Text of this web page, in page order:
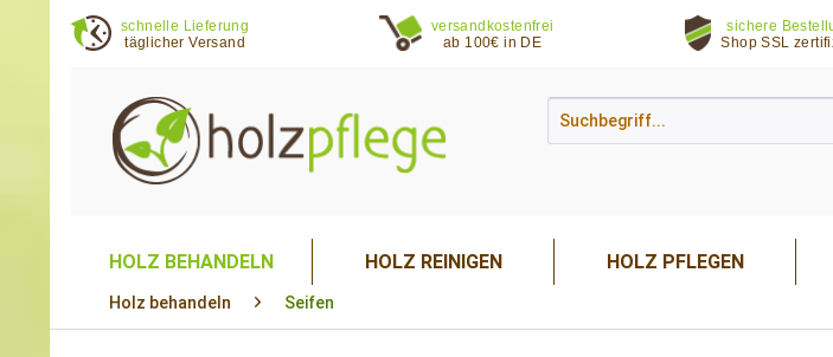
schnelle Lieferung
täglicher Versand
versandkostenfrei
ab 100€ in DE
sichere
Shop SSL
HOLZ BEHANDELN HOLZ REINIGEN HOLZ PFLEGEN
Holz behandeln Seifen